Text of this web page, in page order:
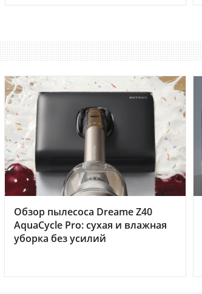
Обзор пылесоса Dreame Z40
AquaCycle Pro: сухая и влажная
уборка без усилий